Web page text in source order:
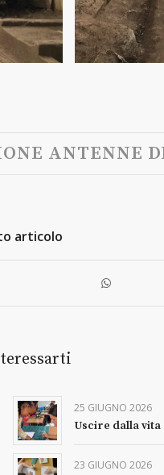
ANTENNE
articolo
25 GIUGNO 2026
Uscire dalla vita
23 GIUGNO 2026